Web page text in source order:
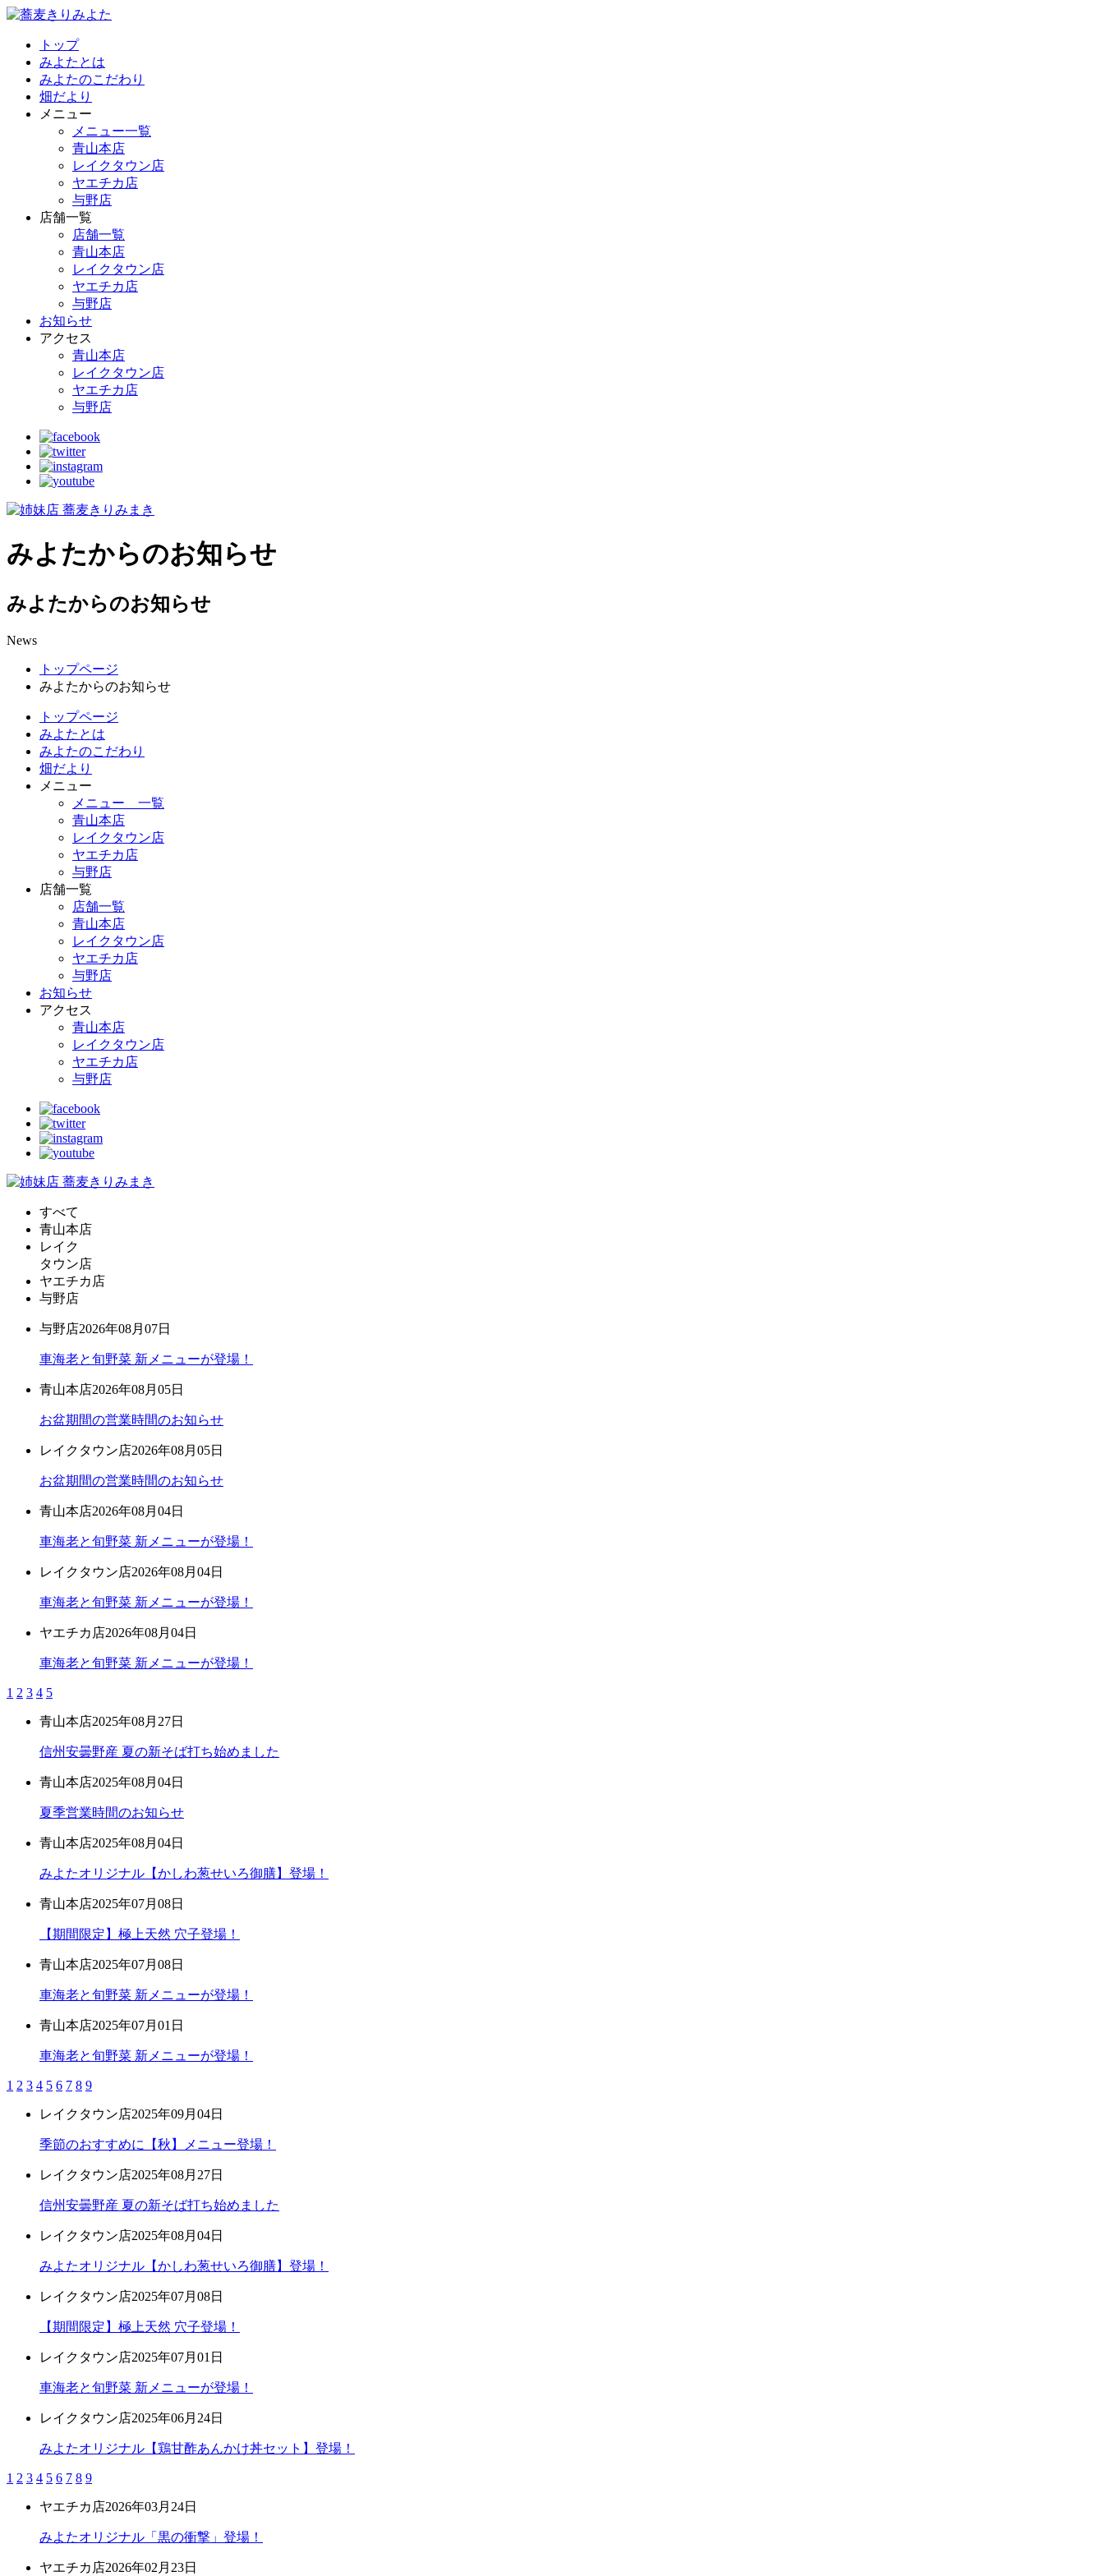
トップ
みよたとは
みよたのこだわり
畑だより
メニュー
メニュー一覧
青山本店
レイクタウン店
ヤエチカ店
与野店
店舗一覧
店舗一覧
青山本店
レイクタウン店
ヤエチカ店
与野店
お知らせ
アクセス
青山本店
レイクタウン店
ヤエチカ店
与野店
みよたからのお知らせ
みよたからのお知らせ
News
トップページ
みよたからのお知らせ
トップページ
みよたとは
みよたのこだわり
畑だより
メニュー
メニュー 一覧
青山本店
レイクタウン店
ヤエチカ店
与野店
店舗一覧
店舗一覧
青山本店
レイクタウン店
ヤエチカ店
与野店
お知らせ
アクセス
青山本店
レイクタウン店
ヤエチカ店
与野店
すべて
青山本店
レイク
タウン店
ヤエチカ店
与野店
与野店2026年08月07日
車海老と旬野菜 新メニューが登場！
青山本店2026年08月05日
お盆期間の営業時間のお知らせ
レイクタウン店2026年08月05日
お盆期間の営業時間のお知らせ
青山本店2026年08月04日
車海老と旬野菜 新メニューが登場！
レイクタウン店2026年08月04日
車海老と旬野菜 新メニューが登場！
ヤエチカ店2026年08月04日
車海老と旬野菜 新メニューが登場！
1 2 3 4 5
青山本店2025年08月27日
信州安曇野産 夏の新そば打ち始めました
青山本店2025年08月04日
夏季営業時間のお知らせ
青山本店2025年08月04日
みよたオリジナル【かしわ葱せいろ御膳】登場！
青山本店2025年07月08日
【期間限定】極上天然 穴子登場！
青山本店2025年07月08日
車海老と旬野菜 新メニューが登場！
青山本店2025年07月01日
車海老と旬野菜 新メニューが登場！
1 2 3 4 5 6 7 8 9
レイクタウン店2025年09月04日
季節のおすすめに【秋】メニュー登場！
レイクタウン店2025年08月27日
信州安曇野産 夏の新そば打ち始めました
レイクタウン店2025年08月04日
みよたオリジナル【かしわ葱せいろ御膳】登場！
レイクタウン店2025年07月08日
【期間限定】極上天然 穴子登場！
レイクタウン店2025年07月01日
車海老と旬野菜 新メニューが登場！
レイクタウン店2025年06月24日
みよたオリジナル【鶏甘酢あんかけ丼セット】登場！
1 2 3 4 5 6 7 8 9
ヤエチカ店2026年03月24日
みよたオリジナル「黒の衝撃」登場！
ヤエチカ店2026年02月23日